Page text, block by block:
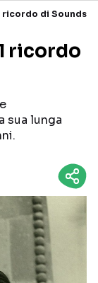
ricordo di
ricordo
sua lunga